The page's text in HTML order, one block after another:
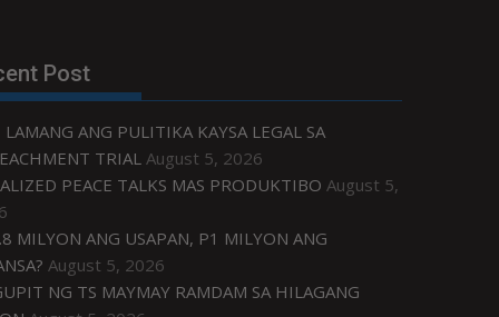
Post
LAMANG ANG PULITIKA KAYSA LEGAL SA
TRIAL August 5, 2026
PEACE TALKS MAS PRODUKTIBO August 5,
MILYON ANG USAPAN, P1 MILYON ANG
August 5, 2026
NG TS MAYMAY RAMDAM SA HILAGANG